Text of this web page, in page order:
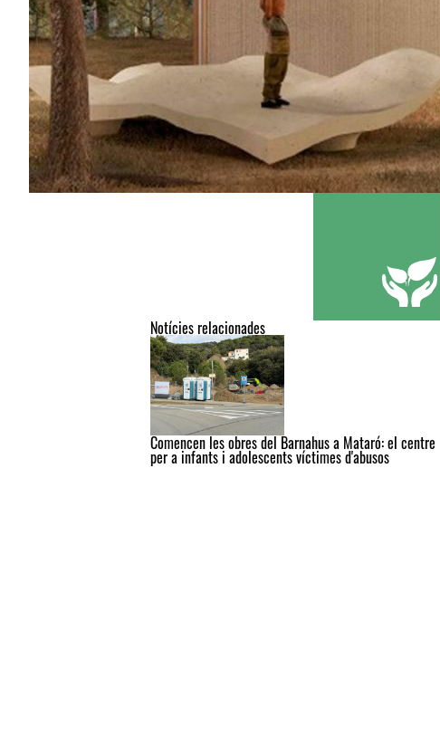
Notícies relacionades
Comencen les obres del Barnahus a Mataró: el centre
per a infants i adolescents víctimes d'abusos